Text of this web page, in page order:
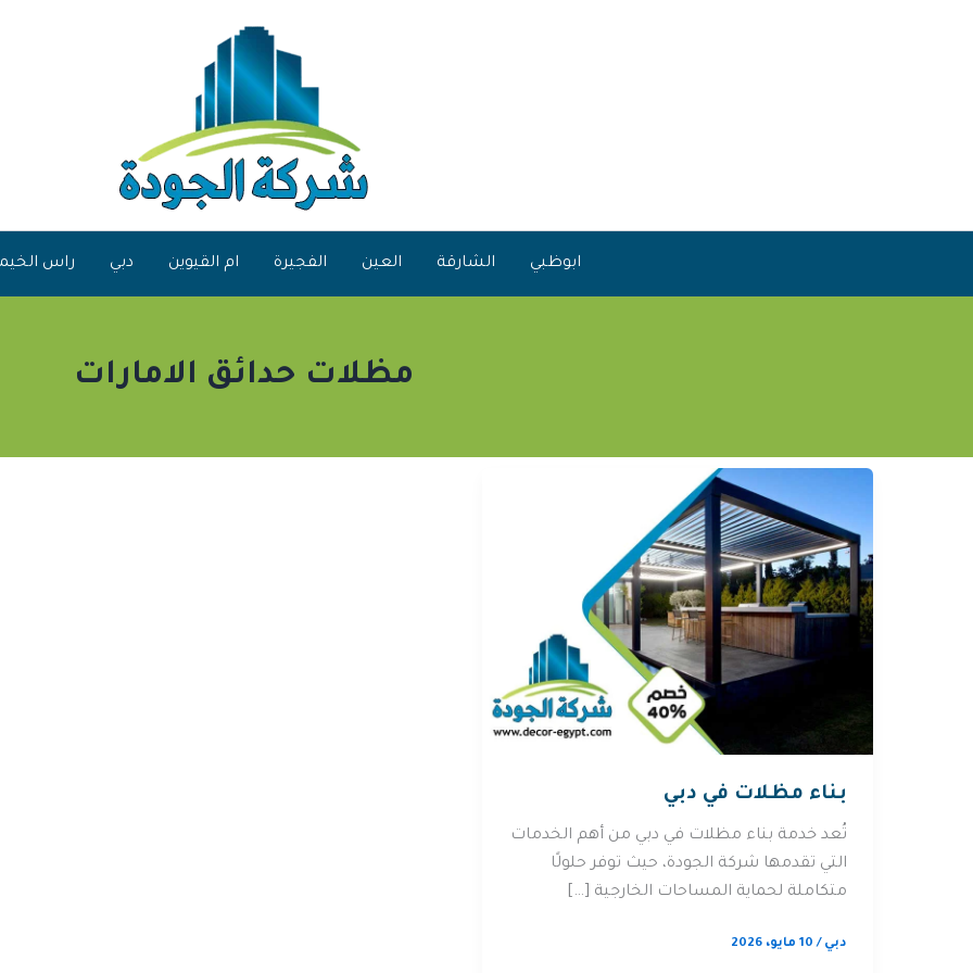
ابوظبي الشارقة العين الفجيرة ام القيوين دبي راس
مظلات حدائق الامارات
بناء مظلات في دبي
تُعد خدمة بناء مظلات في دبي من أهم الخدمات
التي تقدمها شركة الجودة، حيث توفر حلولًا
متكاملة لحماية المساحات الخارجية […]
دبي / 10 مايو، 2026